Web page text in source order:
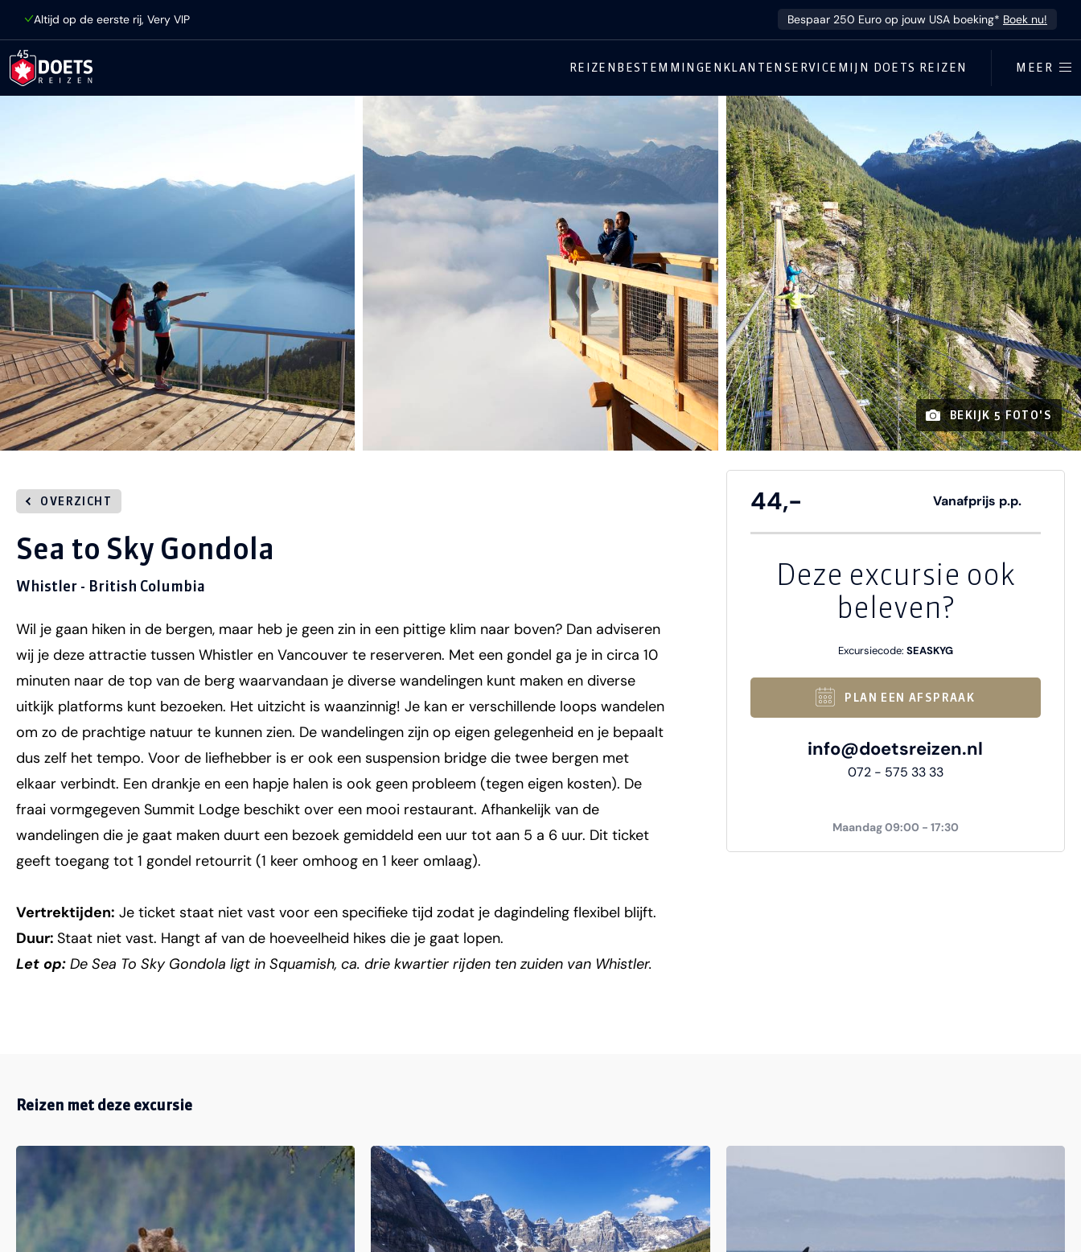
Altijd op de eerste rij, Very VIP Bespaar 250 Euro op jouw USA boeking* Boek nu!
REIZEN BESTEMMINGEN KLANTENSERVICE MIJN DOETS REIZEN MEER
BEKIJK 5 FOTO'S
OVERZICHT
Sea to Sky Gondola
Whistler - British Columbia
Wil je gaan hiken in de bergen, maar heb je geen zin in een pittige klim naar boven? Dan adviseren
wij je deze attractie tussen Whistler en Vancouver te reserveren. Met een gondel ga je in circa 10
minuten naar de top van de berg waarvandaan je diverse wandelingen kunt maken en diverse
uitkijk platforms kunt bezoeken. Het uitzicht is waanzinnig! Je kan er verschillende loops wandelen
om zo de prachtige natuur te kunnen zien. De wandelingen zijn op eigen gelegenheid en je bepaalt
dus zelf het tempo. Voor de liefhebber is er ook een suspension bridge die twee bergen met
elkaar verbindt. Een drankje en een hapje halen is ook geen probleem (tegen eigen kosten). De
fraai vormgegeven Summit Lodge beschikt over een mooi restaurant. Afhankelijk van de
wandelingen die je gaat maken duurt een bezoek gemiddeld een uur tot aan 5 a 6 uur. Dit ticket
geeft toegang tot 1 gondel retourrit (1 keer omhoog en 1 keer omlaag).
Vertrektijden: Je ticket staat niet vast voor een specifieke tijd zodat je dagindeling flexibel blijft.
Duur: Staat niet vast. Hangt af van de hoeveelheid hikes die je gaat lopen.
Let op: De Sea To Sky Gondola ligt in Squamish, ca. drie kwartier rijden ten zuiden van Whistler.
44,- Vanafprijs p.p.
Deze excursie ook
beleven?
Excursiecode: SEASKYG
PLAN EEN AFSPRAAK
info@doetsreizen.nl
072 - 575 33 33
Maandag 09:00 - 17:30
Reizen met deze excursie